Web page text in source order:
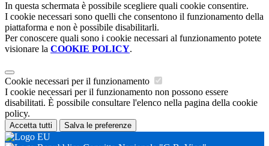
In questa schermata è possibile scegliere quali cookie consentire.
I cookie necessari sono quelli che consentono il funzionamento della
piattaforma e non è possibile disabilitarli.
Per conoscere quali sono i cookie necessari al funzionamento potete
visionare la COOKIE POLICY.
Cookie necessari per il funzionamento
I cookie necessari per il funzionamento non possono essere
disabilitati. È possibile consultare l'elenco nella pagina della cookie
policy.
Accetta tutti Salva le preferenze